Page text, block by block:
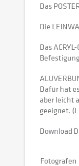
Das
Die
Das
Dafür hat
aber leicht
geeignet.
Download
Fotografen